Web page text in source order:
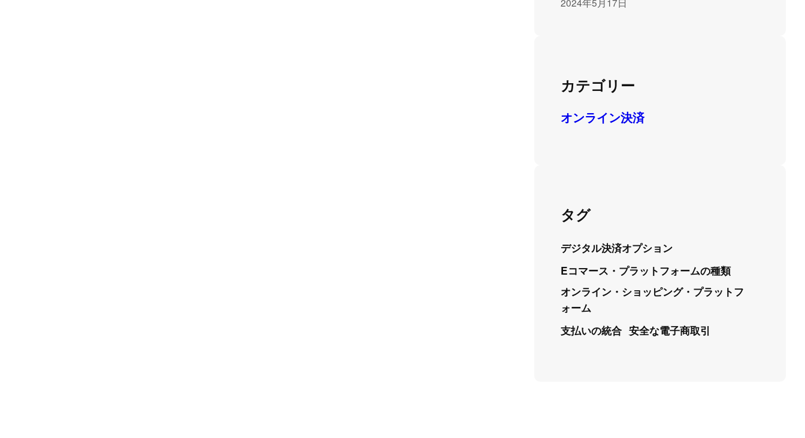
カテゴリー
オンライン決済
タグ
デジタル決済オプション
Eコマース・プラットフォームの種類
オンライン・ショッピング・プラットフ
ォーム
支払いの統合 安全な電子商取引